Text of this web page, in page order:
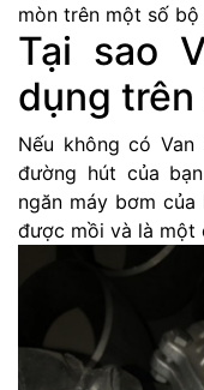
mòn trên một số bộ
Tại sao
dụng trên
Nếu không có
đường hút của
ngăn máy bơm
được mồi và là một